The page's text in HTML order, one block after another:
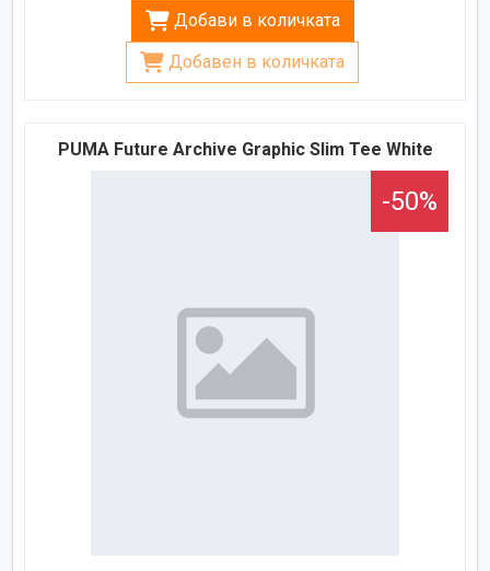
Добави в количката
Добавен в количката
PUMA Future Archive Graphic Slim Tee White
-50%